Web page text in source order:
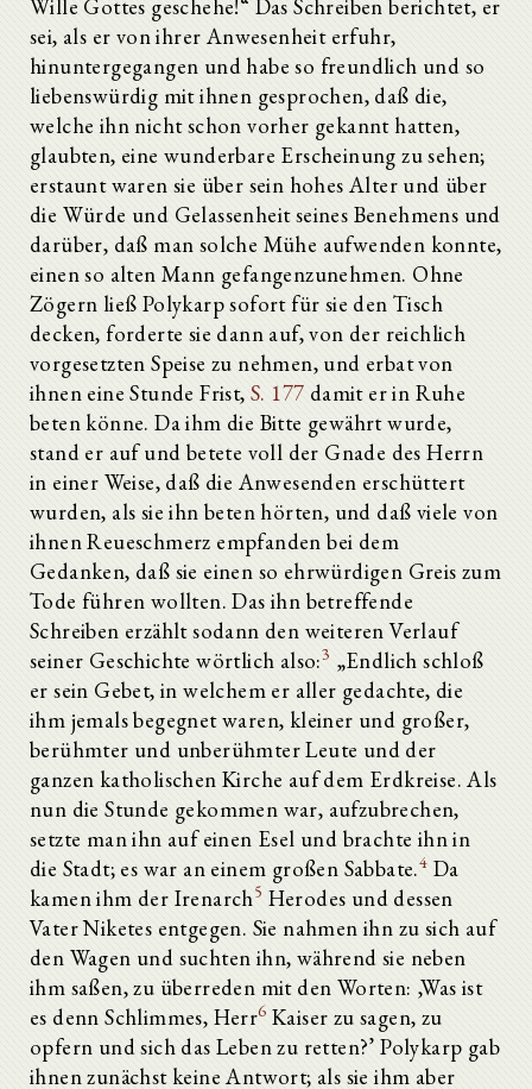
Wille Gottes geschehe!“ Das Schreiben berichtet, er
sei, als er von ihrer Anwesenheit erfuhr,
hinuntergegangen und habe so freundlich und so
liebenswürdig mit ihnen gesprochen, daß die,
welche ihn nicht schon vorher gekannt hatten,
glaubten, eine wunderbare Erscheinung zu sehen;
erstaunt waren sie über sein hohes Alter und über
die Würde und Gelassenheit seines Benehmens und
darüber, daß man solche Mühe aufwenden konnte,
einen so alten Mann gefangenzunehmen. Ohne
Zögern ließ Polykarp sofort für sie den Tisch
decken, forderte sie dann auf, von der reichlich
vorgesetzten Speise zu nehmen, und erbat von
ihnen eine Stunde Frist, S. 177 damit er in Ruhe
beten könne. Da ihm die Bitte gewährt wurde,
stand er auf und betete voll der Gnade des Herrn
in einer Weise, daß die Anwesenden erschüttert
wurden, als sie ihn beten hörten, und daß viele von
ihnen Reueschmerz empfanden bei dem
Gedanken, daß sie einen so ehrwürdigen Greis zum
Tode führen wollten. Das ihn betreffende
Schreiben erzählt sodann den weiteren Verlauf
seiner Geschichte wörtlich also:3 „Endlich schloß
er sein Gebet, in welchem er aller gedachte, die
ihm jemals begegnet waren, kleiner und großer,
berühmter und unberühmter Leute und der
ganzen katholischen Kirche auf dem Erdkreise. Als
nun die Stunde gekommen war, aufzubrechen,
setzte man ihn auf einen Esel und brachte ihn in
die Stadt; es war an einem großen Sabbate.4 Da
kamen ihm der Irenarch5 Herodes und dessen
Vater Niketes entgegen. Sie nahmen ihn zu sich auf
den Wagen und suchten ihn, während sie neben
ihm saßen, zu überreden mit den Worten: ‚Was ist
es denn Schlimmes, Herr6 Kaiser zu sagen, zu
opfern und sich das Leben zu retten?’ Polykarp gab
ihnen zunächst keine Antwort; als sie ihm aber